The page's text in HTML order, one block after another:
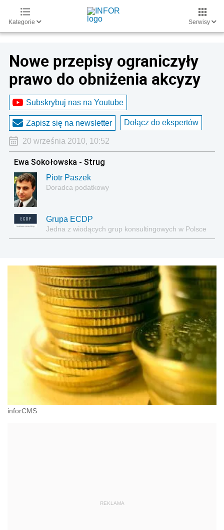
Kategorie Serwisy
Nowe przepisy ograniczyły
prawo do obniżenia akcyzy
Subskrybuj nas na Youtube
Zapisz się na newsletter Dołącz do ekspertów
20 września 2010, 10:52
Ewa Sokołowska - Strug
Piotr Paszek
Doradca podatkowy
Grupa ECDP
Jedna z wiodących grup konsultingowych w Polsce
inforCMS